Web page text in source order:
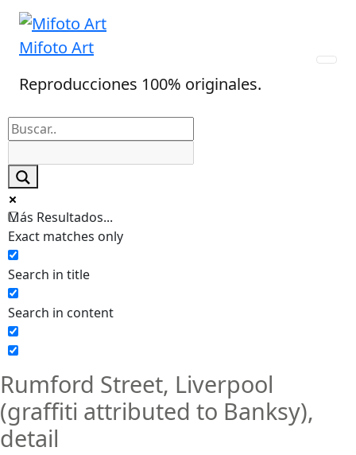
Skip
content
Mifoto Art
Reproducciones 100% originales.
Más Resultados...
Exact matches only
Search in title
Search in content
Rumford Street, Liverpool
(graffiti attributed to Banksy),
detail